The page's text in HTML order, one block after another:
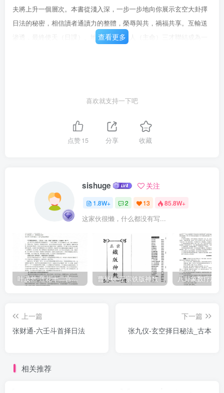
夫將上升一個層次。本書從淺入深，一步一步地向你展示玄空大卦擇
日法的秘密，相信讀者通讀力的整體，榮辱與共，禍福共享。互輸送
渗透，最終使天（日課）、地（山家）、人（主命）三才聯結成為一
開始相互渗透，最終真正連成一體。日課日課的組合就是應用這些交
通方式，實現卦與卦之間的聯結，成為一個團結三、親緣交通方式。
查看更多
喜欢就支持一下吧
点赞15 分享 收藏
sishuge 关注
1.8W+ 2 13 85.8W+
这家伙很懒，什么都没有写...
叶茂然-莲花十二宫佛家奇门面授及答疑 曹展硕-正宗铁版神数
上一篇
张财通-六壬斗首择日法
下一篇
张九仪-玄空择日秘法_古本
相关推荐